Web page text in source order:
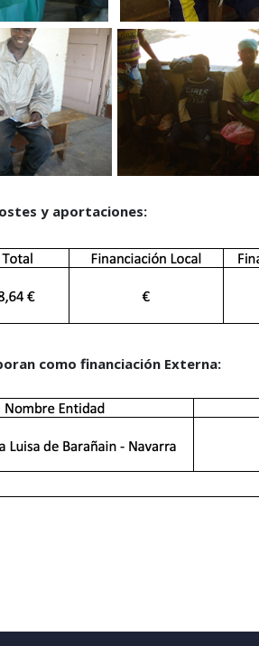
y aportaciones:
como financiación Externa: